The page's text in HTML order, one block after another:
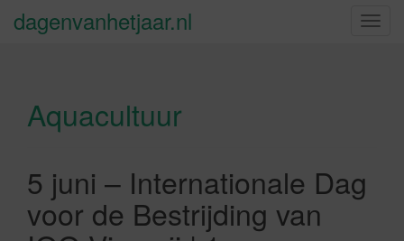
S
dagenvanhetjaar.nl
Aquacultuur
5 juni – Internationale Dag
voor de Bestrijding van